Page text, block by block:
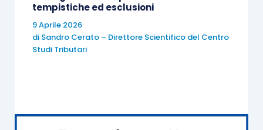
gli altri casi l’operazione èesente
per l’imponibilità Iva.
tempistiche ed esclusioni
9 Aprile 2026
di Sandro Cerato – Direttore Scientifico del Centro
Studi Tributari